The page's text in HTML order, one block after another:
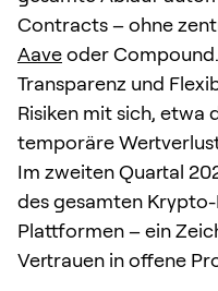
Contracts – ohne
Aaveoder
Transparenz und
Risiken mit sich, etwa
temporäre
Im zweiten Quartal
des gesamten
Plattformen – ein
Vertrauen in offene